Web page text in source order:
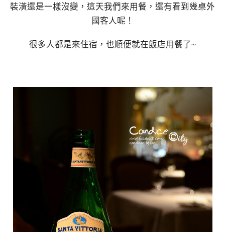
裝潢還是一樣沒變，這天我們來用餐，還有看到幾桌外
國客人呢！
很多人都是來住宿，也順便就在飯店用餐了~